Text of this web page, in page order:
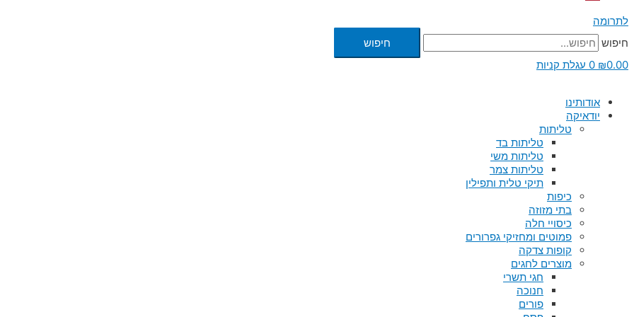
לתרומה
חיפוש
חיפוש
₪0.00
0 עגלת קניות
אודותינו
יודאיקה
טליתות
טליתות בד
טליתות משי
טליתות צמר
תיקי טלית ותפילין
כיפות
בתי מזוזה
כיסויי חלה
פמוטים ומחזיקי גפרורים
קופות צדקה
מוצרים לחגים
חגי תשרי
חנוכה
פורים